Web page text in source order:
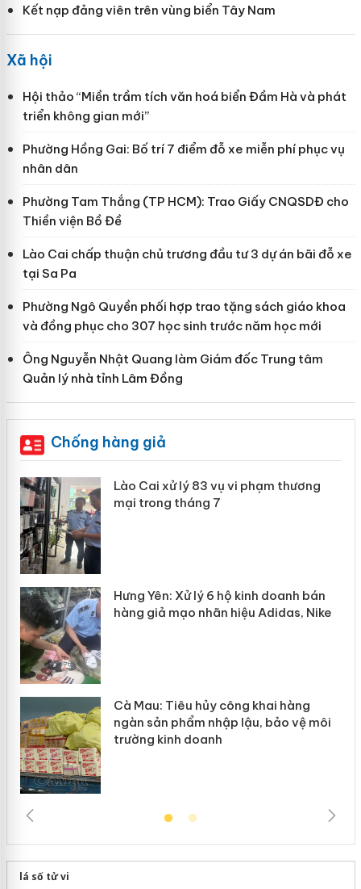
Kết nạp đảng viên trên vùng biển Tây Nam
Xã hội
Hội thảo “Miền trầm tích văn hoá biển Đầm Hà và phát
triển không gian mới”
Phường Hồng Gai: Bố trí 7 điểm đỗ xe miễn phí phục vụ
nhân dân
Phường Tam Thắng (TP HCM): Trao Giấy CNQSDĐ cho
Thiền viện Bồ Đề
Lào Cai chấp thuận chủ trương đầu tư 3 dự án bãi đỗ xe
tại Sa Pa
Phường Ngô Quyền phối hợp trao tặng sách giáo khoa
và đồng phục cho 307 học sinh trước năm học mới
Ông Nguyễn Nhật Quang làm Giám đốc Trung tâm
Quản lý nhà tỉnh Lâm Đồng
Chống hàng giả
Lào Cai xử lý 83 vụ vi phạm thương
mại trong tháng 7
Hưng Yên: Xử lý 6 hộ kinh doanh bán
hàng giả mạo nhãn hiệu Adidas, Nike
Cà Mau: Tiêu hủy công khai hàng
ngàn sản phẩm nhập lậu, bảo vệ môi
trường kinh doanh
lá số tử vi